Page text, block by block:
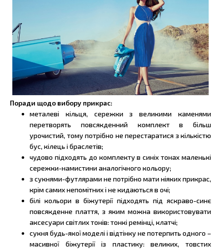
Поради щодо вибору прикрас:
металеві кільця, сережки з великими каменями
перетворять повсякденний комплект в більш
урочистий, тому потрібно не перестаратися з кількістю
бус, кілець і браслетів;
чудово підходять до комплекту в синіх тонах маленькі
сережки-намистини аналогічного кольору;
з сукнями-футлярами не потрібно мати ніяких прикрас,
крім самих непомітних і не кидаються в очі;
білі кольори в біжутерії підходять під яскраво-синє
повсякденне плаття, з яким можна використовувати
аксесуари світлих тонів: тонкі ремінці, клатчі;
сукня будь-якої моделі і відтінку не потерпить одного –
масивної біжутерії із пластику: великих, товстих